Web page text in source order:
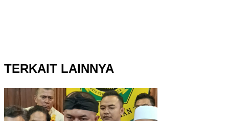
TERKAIT LAINNYA